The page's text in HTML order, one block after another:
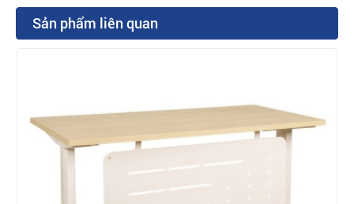
Sản phẩm liên quan